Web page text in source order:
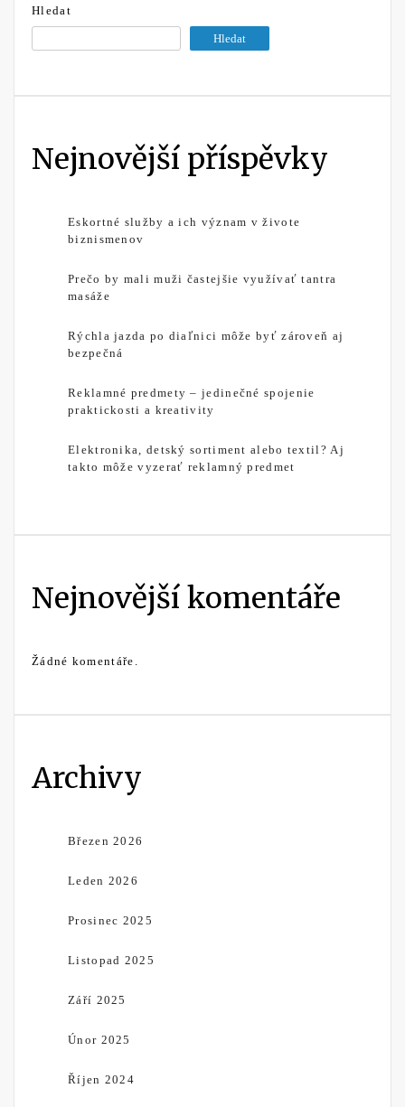
Hledat
Hledat
Nejnovější příspěvky
Eskortné služby a ich význam v živote
biznismenov
Prečo by mali muži častejšie využívať tantra
masáže
Rýchla jazda po diaľnici môže byť zároveň aj
bezpečná
Reklamné predmety – jedinečné spojenie
praktickosti a kreativity
Elektronika, detský sortiment alebo textil? Aj
takto môže vyzerať reklamný predmet
Nejnovější komentáře
Žádné komentáře.
Archivy
Březen 2026
Leden 2026
Prosinec 2025
Listopad 2025
Září 2025
Únor 2025
Říjen 2024